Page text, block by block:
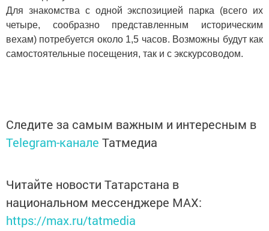
Для знакомства с одной экспозицией парка (всего их
четыре, сообразно представленным историческим
вехам) потребуется около 1,5 часов. Возможны будут как
самостоятельные посещения, так и с экскурсоводом.
Следите за самым важным и интересным в
Telegram-канале Татмедиа
Читайте новости Татарстана в
национальном мессенджере MАХ:
https://max.ru/tatmedia